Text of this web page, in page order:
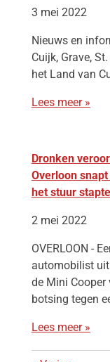
3 mei 2022
Nieuws en
Cuijk, Grave,
het Land van
Lees meer »
Dronken
Overloon
het stuur stapte
2 mei 2022
OVERLOON -
automobilist
de Mini Cooper
botsing tegen
Lees meer »